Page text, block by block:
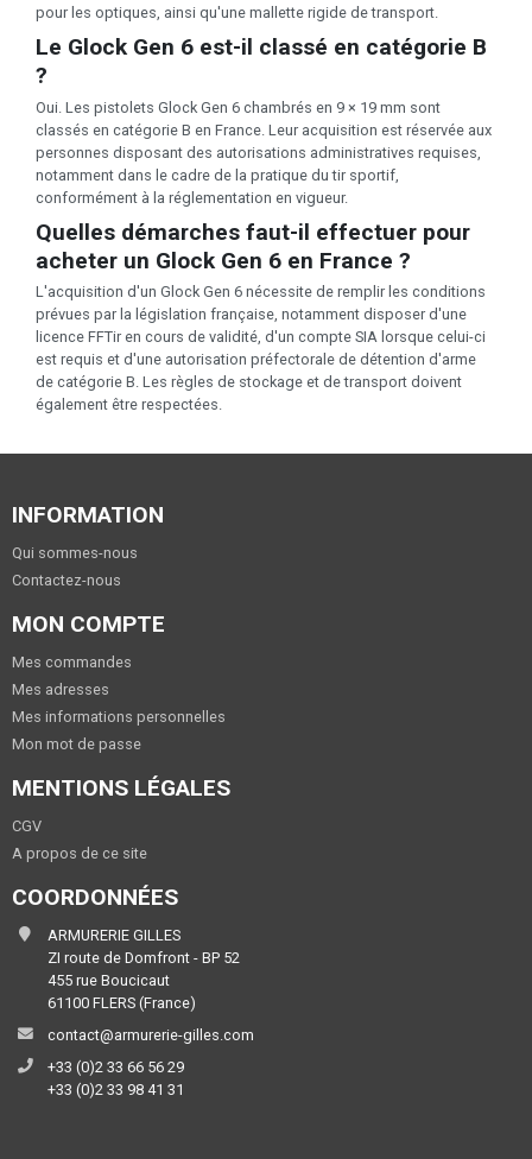
pour les optiques, ainsi qu'une mallette rigide de transport.
Le Glock Gen 6 est-il classé en catégorie B
?
Oui. Les pistolets Glock Gen 6 chambrés en 9 × 19 mm sont
classés en catégorie B en France. Leur acquisition est réservée aux
personnes disposant des autorisations administratives requises,
notamment dans le cadre de la pratique du tir sportif,
conformément à la réglementation en vigueur.
Quelles démarches faut-il effectuer pour
acheter un Glock Gen 6 en France ?
L'acquisition d'un Glock Gen 6 nécessite de remplir les conditions
prévues par la législation française, notamment disposer d'une
licence FFTir en cours de validité, d'un compte SIA lorsque celui-ci
est requis et d'une autorisation préfectorale de détention d'arme
de catégorie B. Les règles de stockage et de transport doivent
également être respectées.
INFORMATION
Qui sommes-nous
Contactez-nous
MON COMPTE
Mes commandes
Mes adresses
Mes informations personnelles
Mon mot de passe
MENTIONS LÉGALES
CGV
A propos de ce site
COORDONNÉES
ARMURERIE GILLES
ZI route de Domfront - BP 52
455 rue Boucicaut
61100 FLERS (France)
contact@armurerie-gilles.com
+33 (0)2 33 66 56 29
+33 (0)2 33 98 41 31